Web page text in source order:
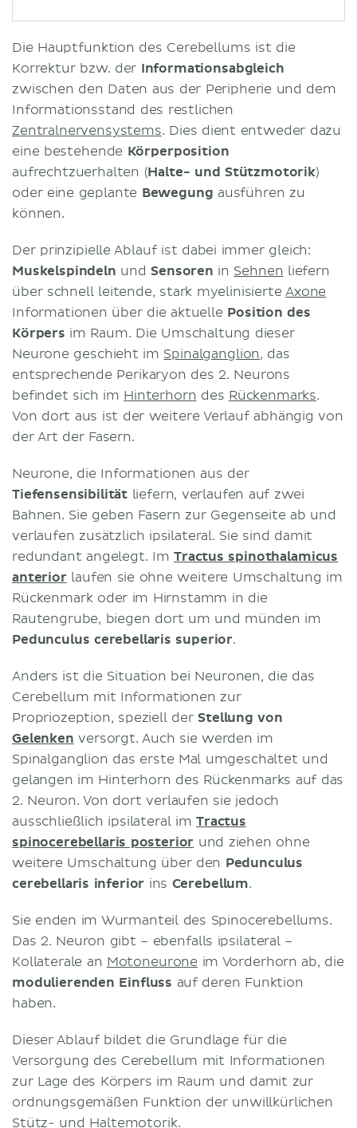
Die Hauptfunktion des Cerebellums ist die
Korrektur bzw. der Informationsabgleich
zwischen den Daten aus der Peripherie und dem
Informationsstand des restlichen
Zentralnervensystems. Dies dient entweder dazu
eine bestehende Körperposition
aufrechtzuerhalten (Halte- und Stützmotorik)
oder eine geplante Bewegung ausführen zu
können.
Der prinzipielle Ablauf ist dabei immer gleich:
Muskelspindeln und Sensoren in Sehnen liefern
über schnell leitende, stark myelinisierteAxone
Informationen über die aktuelle Position des
Körpers im Raum. Die Umschaltung dieser
Neurone geschieht im Spinalganglion, das
entsprechende Perikaryon des 2. Neurons
befindet sich im Hinterhorn des Rückenmarks.
Von dort aus ist der weitere Verlauf abhängig von
der Art der Fasern.
Neurone, die Informationen aus der
Tiefensensibilität liefern, verlaufen auf zwei
Bahnen. Sie geben Fasern zur Gegenseite ab und
verlaufen zusätzlich ipsilateral. Sie sind damit
redundant angelegt. ImTractus spinothalamicus
anteriorlaufen sie ohne weitere Umschaltung im
Rückenmark oder im Hirnstamm in die
Rautengrube, biegen dort um und münden im
Pedunculus cerebellaris superior.
Anders ist die Situation bei Neuronen, die das
Cerebellum mit Informationen zur
Propriozeption, speziell der Stellung von
Gelenken versorgt. Auch sie werden im
Spinalganglion das erste Mal umgeschaltet und
gelangen im Hinterhorn des Rückenmarks auf das
2. Neuron. Von dort verlaufen sie jedoch
ausschließlich ipsilateral im Tractus
spinocerebellaris posterior und ziehen ohne
weitere Umschaltung über den Pedunculus
cerebellaris inferior ins Cerebellum.
Sie enden im Wurmanteil des Spinocerebellums.
Das 2. Neuron gibt – ebenfalls ipsilateral –
Kollaterale an Motoneurone im Vorderhorn ab, die
modulierenden Einfluss auf deren Funktion
haben.
Dieser Ablauf bildet die Grundlage für die
Versorgung des Cerebellum mit Informationen
zur Lage des Körpers im Raum und damit zur
ordnungsgemäßen Funktion der unwillkürlichen
Stütz- und Haltemotorik.